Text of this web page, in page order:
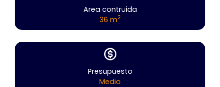
Area contruida
36 m2
Presupuesto
Medio